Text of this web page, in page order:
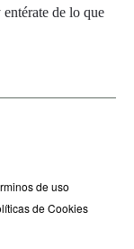
de lo que
de uso
de Cookies